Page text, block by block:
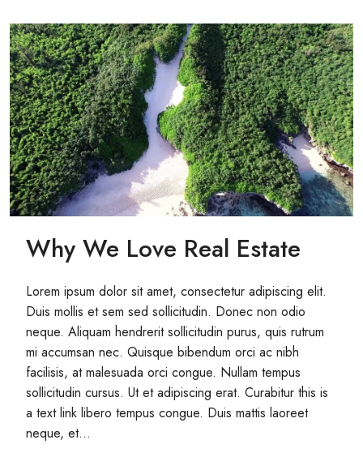
Why We Love Real Estate
Lorem ipsum dolor sit amet, consectetur adipiscing elit.
Duis mollis et sem sed sollicitudin. Donec non odio
neque. Aliquam hendrerit sollicitudin purus, quis rutrum
mi accumsan nec. Quisque bibendum orci ac nibh
facilisis, at malesuada orci congue. Nullam tempus
sollicitudin cursus. Ut et adipiscing erat. Curabitur this is
a text link libero tempus congue. Duis mattis laoreet
neque, et...